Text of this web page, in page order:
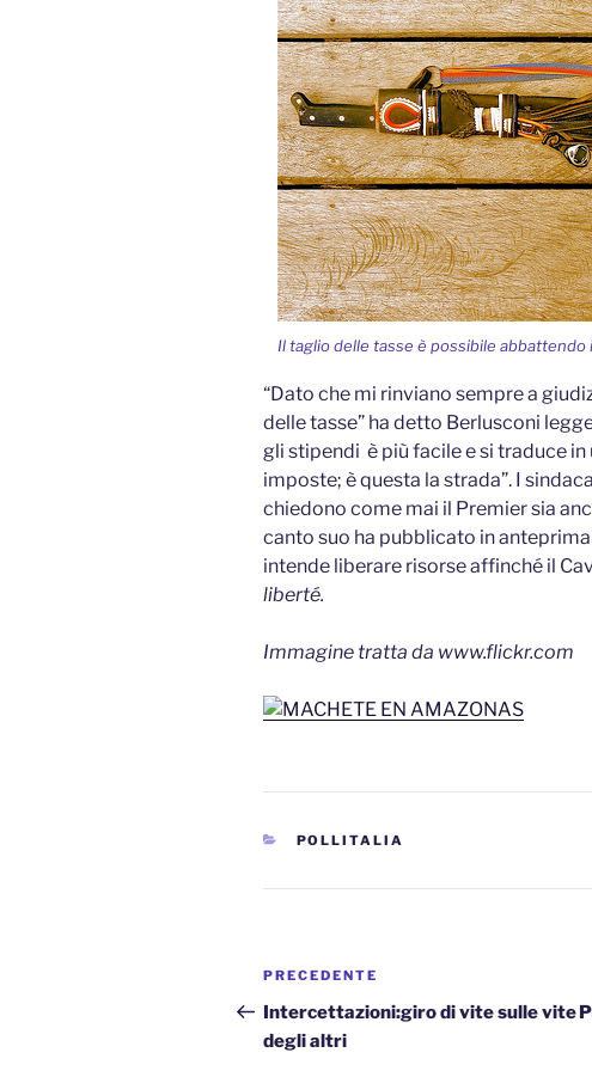
Il taglio delle tasse è possibile abbattendo
“Dato che mi rinviano sempre a
delle tasse” ha detto Berlusconi
gli stipendi è più facile e si traduce
imposte; è questa la strada”. I
chiedono come mai il Premier sia
canto suo ha pubblicato in
intende liberare risorse affinché il
liberté.
Immagine tratta da www.flickr.com
CATEGORIE
POLLITALIA
Navigazione
articoli
Articolo
precedente:
PRECEDENTE
Intercettazioni:giro di vite sulle vite
degli altri